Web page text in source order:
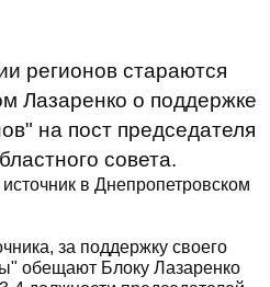
регионов стараются
Лазаренко о поддержке
на пост председателя
совета.
в Днепропетровском
за поддержку своего
обещают Блоку Лазаренко